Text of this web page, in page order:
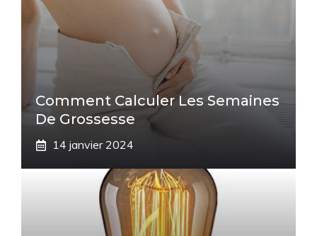
Comment Calculer Les Semaines
De Grossesse
14 janvier 2024